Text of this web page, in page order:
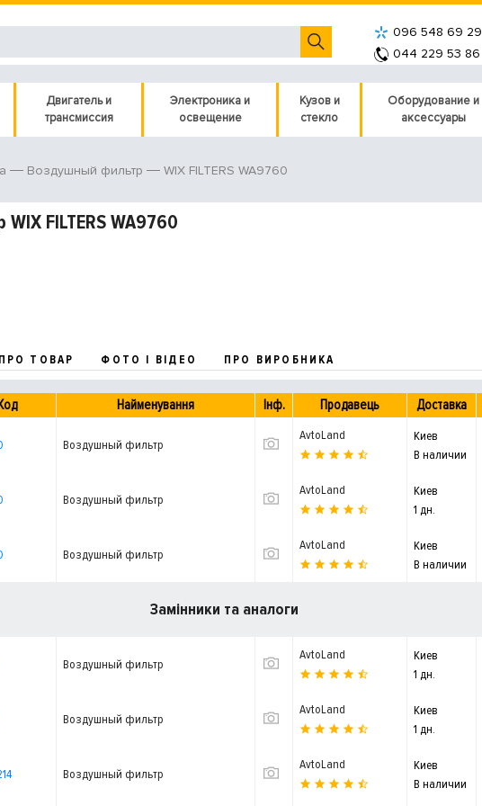
096 548 69 29
044 229 53 86
Двигатель и
трансмиссия
Электроника и
освещение
Кузов и
стекло
Оборудование и
аксессуары
Воздушный фильтр WIX FILTERS WA9760
FILTERS WA9760
ПРО ТОВАР ФОТО І ВІДЕО ПРО ВИРОБНИКА
Найменування Інф. Продавець Доставка
Воздушный фильтр
AvtoLand
Киев
В наличии
Воздушный фильтр
AvtoLand
Киев
1 дн.
Воздушный фильтр
AvtoLand
Киев
В наличии
Замінники та аналоги
Воздушный фильтр
AvtoLand
Киев
1 дн.
Воздушный фильтр
AvtoLand
Киев
1 дн.
Воздушный фильтр
AvtoLand
Киев
В наличии